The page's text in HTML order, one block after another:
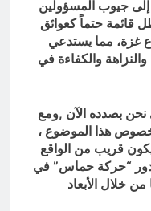
إلى جيوب المسؤولين
قائمة حتماً كعوائق
غزة، مما يستدعي
والكفاءة في
نحن بصدده الآن ,ومع
هذا الموضوع ،
قريب من الواقع
“حركة حماس” في
خلال الأبعاد